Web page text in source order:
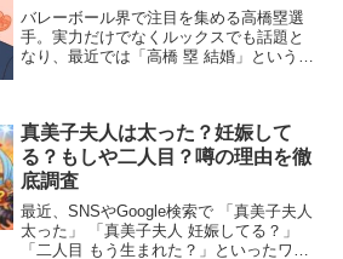
バレーボール界で注目を集める高橋塁選
手。実力だけでなくルックスでも話題と
なり、最近では「高橋 塁 結婚」というキ
最新情報をもと...
真美子夫人は太った？妊娠して
る？もしや二人目？噂の理由を徹
底調査
最近、SNSやGoogle検索で 「真美子夫人
太った」 「真美子夫人 妊娠してる？」
「二人目 もう生まれた？」といったワー